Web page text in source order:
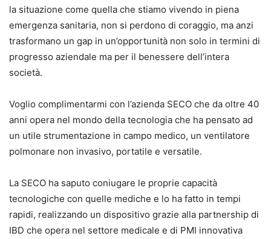
la situazione come quella che stiamo vivendo in piena
emergenza sanitaria, non si perdono di coraggio, ma anzi
trasformano un gap in un’opportunità non solo in termini di
progresso aziendale ma per il benessere dell’intera
società.
Voglio complimentarmi con l’azienda SECO che da oltre 40
anni opera nel mondo della tecnologia che ha pensato ad
un utile strumentazione in campo medico, un ventilatore
polmonare non invasivo, portatile e versatile.
La SECO ha saputo coniugare le proprie capacità
tecnologiche con quelle mediche e lo ha fatto in tempi
rapidi, realizzando un dispositivo grazie alla partnership di
IBD che opera nel settore medicale e di PMI innovativa